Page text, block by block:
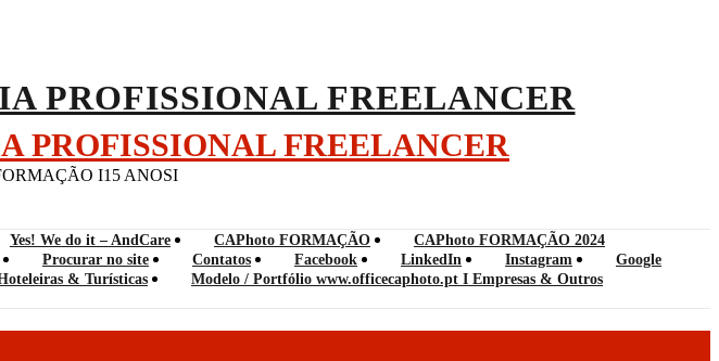
PROFISSIONAL FREELANCER
I15 ANOSI
Yes! We do it – AndCare CAPhoto FORMAÇÃO
CAPhoto FORMAÇÃO 2024
Procurar no site Contatos Facebook LinkedIn Instagram
Google
& Turísticas
Modelo / Portfólio www.officecaphoto.pt I Empresas & Outros